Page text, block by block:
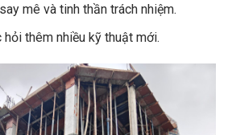
mê và tinh thần trách nhiệm.
thêm nhiều kỹ thuật mới.